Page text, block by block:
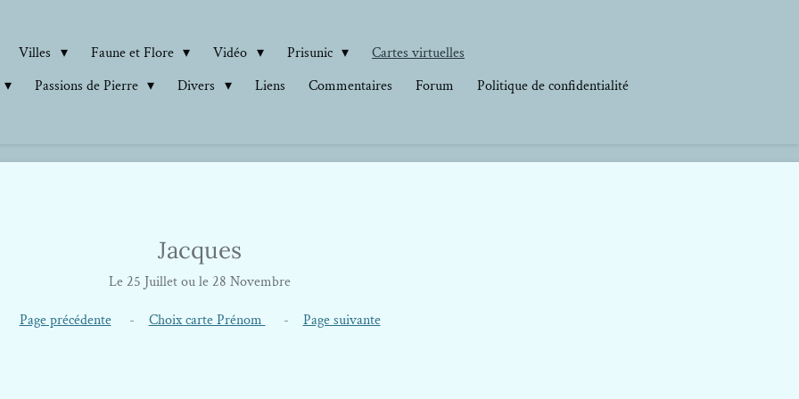
Villes Faune et Flore Vidéo Prisunic
Cartes virtuelles
Passions de Pierre Divers Liens Commentaires Forum
Politique de confidentialité
Jacques
Le 25 Juillet ou le 28 Novembre
Page précédente- Choix carte Prénom - Page suivante